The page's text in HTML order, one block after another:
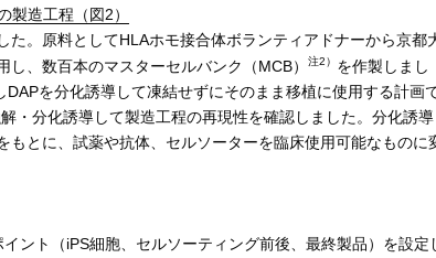
製造工程（図2）
。原料としてHLAホモ接合体ボランティアドナーから京都
、数百本のマスターセルバンク（MCB）
注2）
を作製しまし
を分化誘導して凍結せずにそのまま移植に使用する計画
・分化誘導して製造工程の再現性を確認しました。分化誘導
とに、試薬や抗体、セルソーターを臨床使用可能なものに
ント（iPS細胞、セルソーティング前後、最終製品）を設定